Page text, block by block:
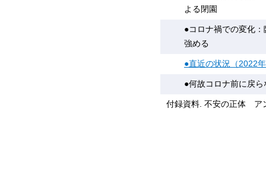
よる閉園
●コロナ禍での変化
強める
●直近の状況（2022
●何故コロナ前に戻
付録資料. 不安の正体 ア